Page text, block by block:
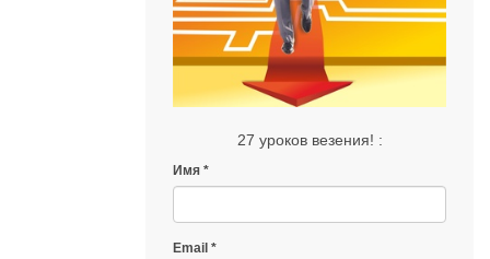
27 уроков везения! :
Имя
Email